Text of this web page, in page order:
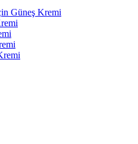
Güneş Kremi